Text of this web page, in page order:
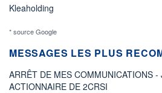
Kleaholding
* source Google
MESSAGES LES PLUS
ARRÊT DE MES COMMUNICATIONS
ACTIONNAIRE DE 2CRSI